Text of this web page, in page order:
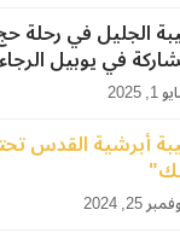
الجليل في رحلة
في يوبيل الرجاء
2025
أبرشية القدس
25, 2024